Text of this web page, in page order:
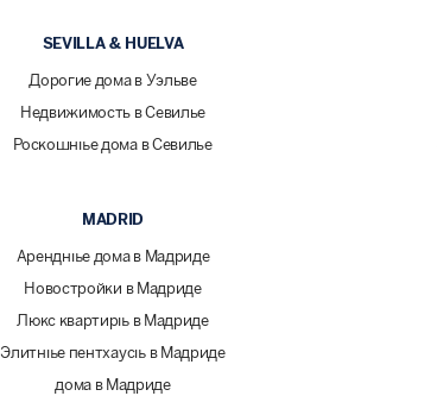
SEVILLA & HUELVA
Дорогие дома в Уэльве
Недвижимость в Севилье
Роскошные дома в Севилье
MADRID
Арендные дома в Мадриде
Новостройки в Мадриде
Люкс квартиры в Мадриде
Элитные пентхаусы в Мадриде
дома в Мадриде